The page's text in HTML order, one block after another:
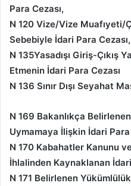
Para Cezası,
N 120 Vize/Vize Muafıyeti/
Sebebiyle İdari Para Cezası,
N 135Yasadışı Giriş-Çıkış
Etmenin İdari Para Cezası
N 136 Sınır Dışı Seyahat
N 169 Bakanlıkça
Uymamaya İlişkin İdari Para
N 170 Kabahatler Kanunu
İhlalinden Kaynaklanan
N 171 Belirlenen